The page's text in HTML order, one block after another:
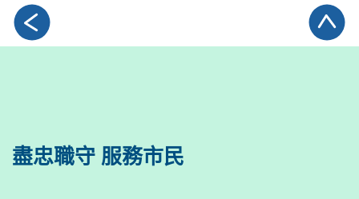
盡忠職守 服務市民